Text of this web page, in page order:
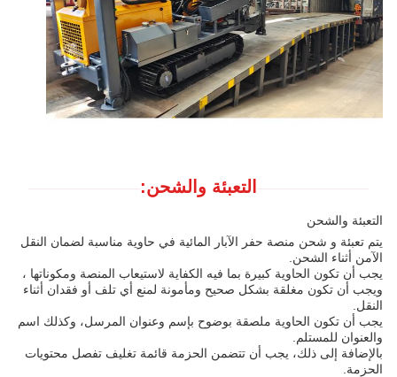
التعبئة والشحن:
التعبئة والشحن
يتم تعبئة و شحن منصة حفر الآبار المائية في حاوية مناسبة لضمان النقل
الآمن أثناء الشحن.
يجب أن تكون الحاوية كبيرة بما فيه الكفاية لاستيعاب المنصة ومكوناتها ،
ويجب أن تكون مغلقة بشكل صحيح ومأمونة لمنع أي تلف أو فقدان أثناء
النقل.
يجب أن تكون الحاوية ملصقة بوضوح بإسم وعنوان المرسل، وكذلك اسم
والعنوان للمستلم.
بالإضافة إلى ذلك، يجب أن تتضمن الحزمة قائمة تغليف تفصل محتويات
الحزمة.